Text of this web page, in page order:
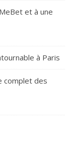
et à une
à Paris
complet des